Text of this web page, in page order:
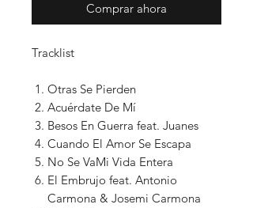
Comprar ahora
Tracklist
Otras Se Pierden
Acuérdate De Mí
Besos En Guerra feat. Juanes
Cuando El Amor Se Escapa
No Se VaMi Vida Entera
El Embrujo feat. Antonio
Carmona & Josemi Carmona